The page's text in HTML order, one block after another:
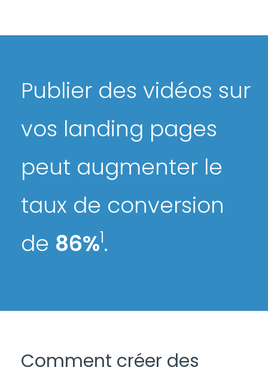
Publier des vidéos sur
vos landing pages
peut augmenter le
taux de conversion
de 86%1.
Comment créer des